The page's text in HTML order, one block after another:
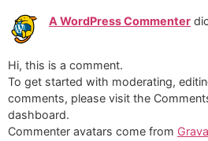
A WordPress Commenter
Hi, this is a comment.
To get started with moderating,
comments, please visit the
dashboard.
Commenter avatars come from